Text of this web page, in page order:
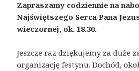
Zapraszamy codziennie na
Najświętszego Serca Pana
wieczornej, ok. 18.30.
Jeszcze raz dziękujemy za duże
organizację festynu. Dochód,